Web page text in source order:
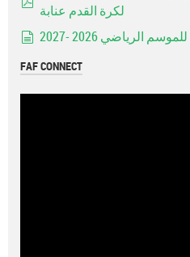
pdfلكرة القدم عنابة
الرياضي 2026 -2027
FAF CONNECT